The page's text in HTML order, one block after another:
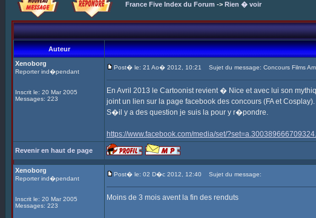
France Five Index du Forum -> Rien � voir
Auteur
Xenoborg
Reporter ind�pendant
Inscrit le: 20 Mar 2005
Messages: 223
Post� le: 21 Ao� 2012, 10:21 Sujet du message: Concours Films
En Avril 2013 le Cartoonist revient � Nice et avec lui son
joint un lien sur la page facebook des concours (FA et Cosplay).
S�il y a des question je suis la pour y r�pondre.
https://www.facebook.com/media/set/
Revenir en haut de page
Xenoborg
Reporter ind�pendant
Inscrit le: 20 Mar 2005
Messages: 223
Post� le: 02 D�c 2012, 12:40 Sujet du message:
Moins de 3 mois avent la fin des renduts